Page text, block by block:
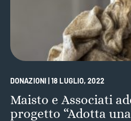
DONAZIONI | 18 LUGLIO, 2022
Maisto e Associati
progetto “Adotta